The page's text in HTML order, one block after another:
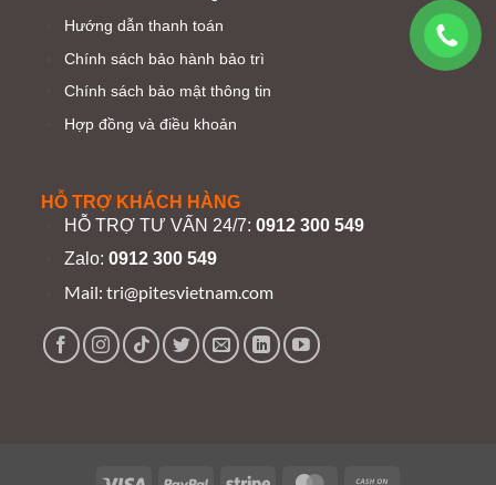
Hướng dẫn thanh toán
Chính sách bảo hành bảo trì
Chính sách bảo mật thông tin
Hợp đồng và điều khoản
HỖ TRỢ KHÁCH HÀNG
HỖ TRỢ TƯ VẤN 24/7:0912 300 549
Zalo:0912 300 549
Mail:tri@pitesvietnam.com